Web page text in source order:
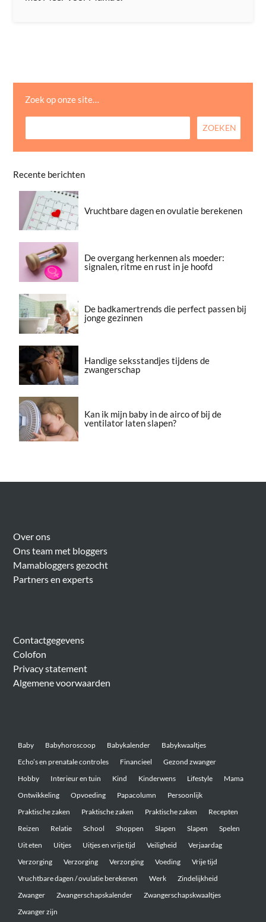
Zoek op onze site…
Recente berichten
Vruchtbare dagen en ovulatie berekenen
De overgang herkennen als moeder:
signalen, ritme en rust in je hoofd
De badkamertrends die perfect passen bij
jonge gezinnen
Handige seksstandjes tijdens de
zwangerschap
Kan ik mijn baby in de airco of bij de
ventilator laten slapen?
Over ons
Ons team met bloggers
Mamabloggers gezocht
Partners en experts
Contactgegevens
Colofon
Privacy statement
Algemene voorwaarden
Baby Babyhoroscoop Babykalender
Babykwaaltjes
Echo’s en prenatale controles
Financieel
Gezond zwanger
Hobby
Interieur en tuin Kind Kinderwens Lifestyle
Mama
Ontwikkeling
Opvoeding Papacolumn
Persoonlijk
Praktische zaken
Praktische zaken Praktische zaken
Recepten
Reizen
Relatie School Shoppen Slapen Slapen
Spelen
Uit eten
Uitjes Uitjes en vrije tijd Veiligheid
Verjaardag
Verzorging
Verzorging Verzorging Voeding
Vrije tijd
Vruchtbare dagen / ovulatie berekenen
Werk
Zindelijkheid
Zwanger
Zwangerschapskalender
Zwangerschapskwaaltjes
Zwanger zijn